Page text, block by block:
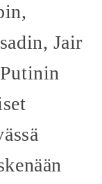
Jair